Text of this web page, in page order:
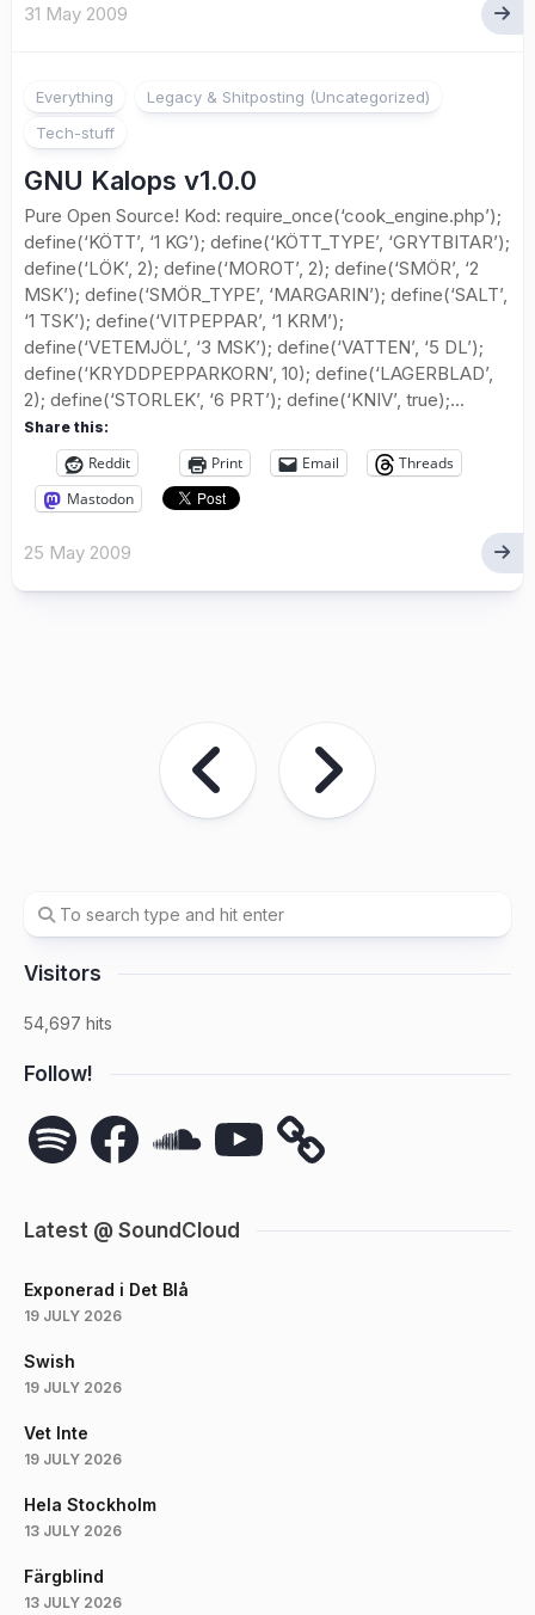
31 May 2009
Everything
Legacy & Shitposting (Uncategorized)
Tech-stuff
GNU Kalops v1.0.0
Pure Open Source! Kod: require_once(‘cook_engine.php’);
define(‘KÖTT’, ‘1 KG’); define(‘KÖTT_TYPE’, ‘GRYTBITAR’);
define(‘LÖK’, 2); define(‘MOROT’, 2); define(‘SMÖR’, ‘2
MSK’); define(‘SMÖR_TYPE’, ‘MARGARIN’); define(‘SALT’,
‘1 TSK’); define(‘VITPEPPAR’, ‘1 KRM’);
define(‘VETEMJÖL’, ‘3 MSK’); define(‘VATTEN’, ‘5 DL’);
define(‘KRYDDPEPPARKORN’, 10); define(‘LAGERBLAD’,
2); define(‘STORLEK’, ‘6 PRT’); define(‘KNIV’, true);...
Share this:
Reddit Print Email
Threads
Mastodon
25 May 2009
Visitors
54,697 hits
Follow!
Spotify FacebookSoundCloudYouTube
Latest @ SoundCloud
Exponerad i Det Blå
19 JULY 2026
Swish
19 JULY 2026
Vet Inte
19 JULY 2026
Hela Stockholm
13 JULY 2026
Färgblind
13 JULY 2026